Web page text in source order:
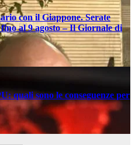
con il Giappone. Serate
al 9 agosto – Il Giornale di
quali sono le conseguenze per